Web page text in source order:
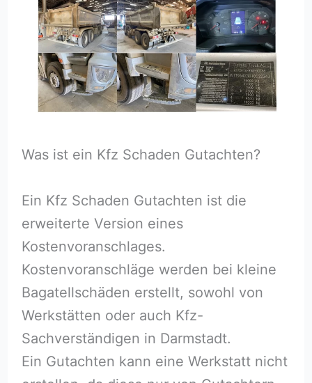
Was ist ein Kfz Schaden Gutachten?
Ein Kfz Schaden Gutachten ist die
erweiterte Version eines
Kostenvoranschlages.
Kostenvoranschläge werden bei kleine
Bagatellschäden erstellt, sowohl von
Werkstätten oder auch Kfz-
Sachverständigen in Darmstadt.
Ein Gutachten kann eine Werkstatt nicht